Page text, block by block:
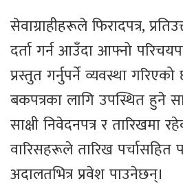
सेवाग्राहीहरूले फिरादपत्र,
दर्ता गर्न आउँदा आफ्नो
प्रस्तुत गर्नुपर्ने व्यवस्था
बकपत्रका लागि उपस्थित हुने
साक्षी निवेदनपत्र र तारिखमा
वारिसहरूले तारिख पर्चासहित
अदालतभित्र प्रवेश पाउनेछन्।